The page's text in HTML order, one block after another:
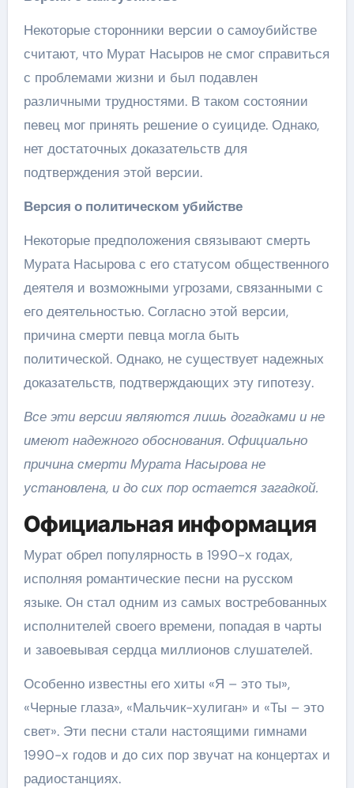
Некоторые сторонники версии о самоубийстве
считают, что Мурат Насыров не смог справиться
с проблемами жизни и был подавлен
различными трудностями. В таком состоянии
певец мог принять решение о суициде. Однако,
нет достаточных доказательств для
подтверждения этой версии.
Версия о политическом убийстве
Некоторые предположения связывают смерть
Мурата Насырова с его статусом общественного
деятеля и возможными угрозами, связанными с
его деятельностью. Согласно этой версии,
причина смерти певца могла быть
политической. Однако, не существует надежных
доказательств, подтверждающих эту гипотезу.
Все эти версии являются лишь догадками и не
имеют надежного обоснования. Официально
причина смерти Мурата Насырова не
установлена, и до сих пор остается загадкой.
Официальная информация
Мурат обрел популярность в 1990-х годах,
исполняя романтические песни на русском
языке. Он стал одним из самых востребованных
исполнителей своего времени, попадая в чарты
и завоевывая сердца миллионов слушателей.
Особенно известны его хиты «Я – это ты»,
«Черные глаза», «Мальчик-хулиган» и «Ты – это
свет». Эти песни стали настоящими гимнами
1990-х годов и до сих пор звучат на концертах и
радиостанциях.